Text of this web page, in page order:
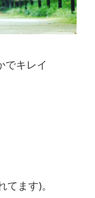
でキレイ
ます)。